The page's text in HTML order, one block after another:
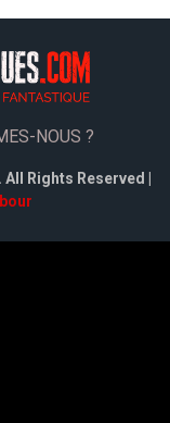
NOUS ?
Rights Reserved |